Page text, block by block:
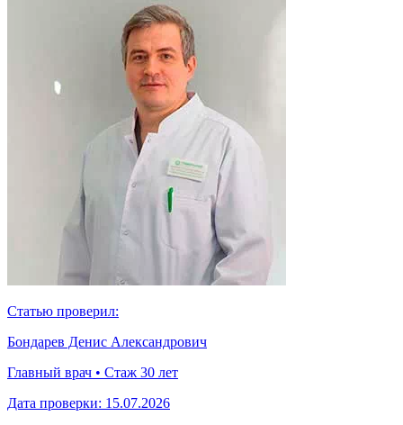
Статью проверил:
Бондарев Денис Александрович
Главный врач • Стаж 30 лет
Дата проверки: 15.07.2026